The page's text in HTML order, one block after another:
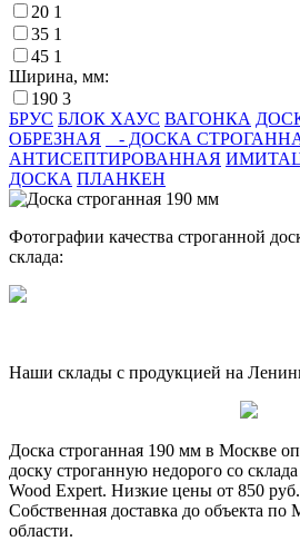
20 1
35 1
45 1
Ширина, мм:
190 3
БРУС БЛОК ХАУС ВАГОНКА
ОБРЕЗНАЯ
- ДОСКА
АНТИСЕПТИРОВАННАЯ
ДОСКА ПЛАНКЕН
Фотографии качества строганной
склада:
Наши склады с продукцией на
Доска строганная 190 мм в Москве
доску строганную недорого со
Wood Expert. Низкие цены от 850
Собственная доставка до объекта
области.